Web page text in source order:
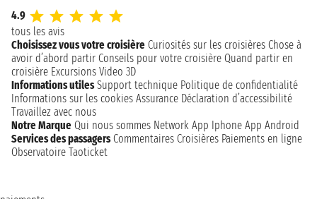
4.9
tous les avis
Choisissez vous votre croisière Curiosités sur les croisières Chose à
avoir d’abord partir Conseils pour votre croisière Quand partir en
croisière Excursions Video 3D
Informations utiles Support technique Politique de confidentialité
Informations sur les cookies Assurance Déclaration d’accessibilité
Travaillez avec nous
Notre Marque Qui nous sommes Network App Iphone App Android
Services des passagers Commentaires Croisières Paiements en ligne
Observatoire Taoticket